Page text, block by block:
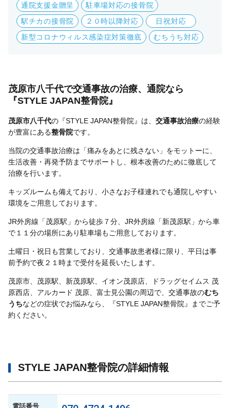
通院支援金贈呈
駐車場対応の接骨院
駅チカの接骨院
２０時以降対応
日祝対応
新型コロナウィルス感染症対策徹底
むちうち対応
茂原市八千代で交通事故の治療、通院なら
『STYLE JAPAN整骨院』
茂原市八千代の『STYLE JAPAN整骨院』は、 交通事故治療の経験
が豊富にある整骨院です。
当院の交通事故治療は「痛みをあとに残さない」をモットーに、
生活改善・再発予防までサポートし、根本改善のために徹底して
治療を行います。
キッズルームも備えており、小さなお子様連れでも通院しやすい
環境をご用意しております。
JR外房線「茂原駅」から徒歩７分、JR外房線「新茂原駅」から車
で１１分の場所にあり駐車場もご用意しております。
土曜日・祝日も営業しており、交通事故患者様に限り、平日は事
前予約で夜２１時まで受付を延長いたします。
茂原市、茂原駅、新茂原駅、イオン茂原店、ドラッグセイムス 茂
原西店、アルカード 茂原、富士見公園の周辺で、交通事故のむち
うちなどの症状でお悩みなら、『STYLE JAPAN整骨院』までご予
約ください。
STYLE JAPAN整骨院の詳細情報
電話番号